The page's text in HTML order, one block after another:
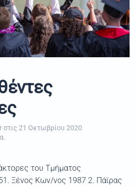
στις 21 Οκτωβρίου 2020
.
του Τμήματος
Ξένος Κων/νος 1987 2. Πάϊρας